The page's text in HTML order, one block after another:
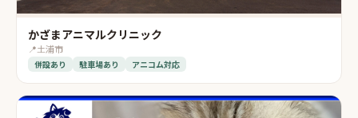
かざまアニマルクリニック
📍土浦市
併設あり 駐車場あり アニコム対応